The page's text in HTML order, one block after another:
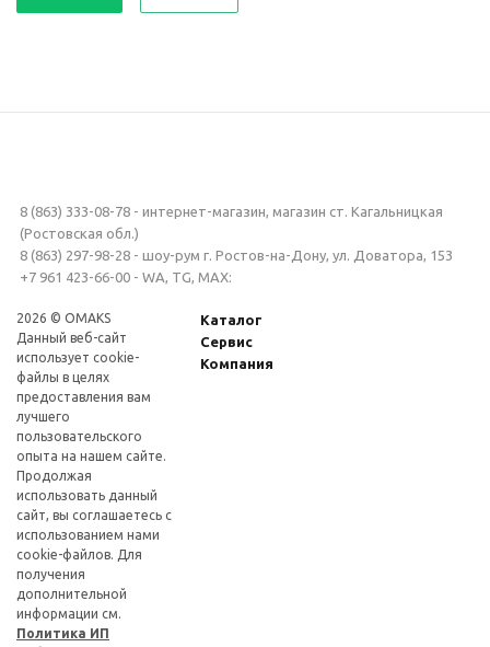
8 (863) 333-08-78 - интернет-магазин, магазин ст. Кагальницкая
(Ростовская обл.)
8 (863) 297-98-28 - шоу-рум г. Ростов-на-Дону, ул. Доватора, 153
+7 961 423-66-00 - WA, TG, MAX:
2026 © OMAKS
Данный веб-сайт
использует cookie-
файлы в целях
предоставления вам
лучшего
пользовательского
опыта на нашем сайте.
Продолжая
использовать данный
сайт, вы соглашаетесь с
использованием нами
cookie-файлов. Для
получения
дополнительной
информации см.
Политика ИП
Каталог
Сервис
Компания